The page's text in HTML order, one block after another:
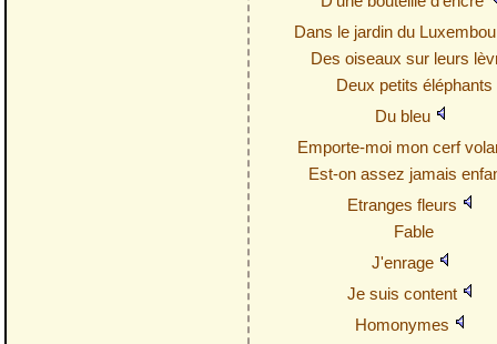
Dans le jardin du
Des oiseaux sur leurs
Deux petits éléphants
Du bleu
Emporte-moi mon cerf
Est-on assez jamais
Etranges fleurs
Fable
J'enrage
Je suis content
Homonymes